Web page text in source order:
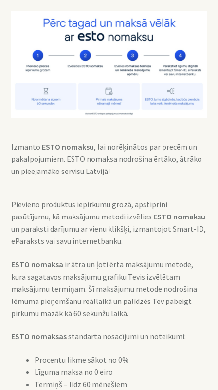
Izmanto ESTO nomaksu, lai norēķinātos par precēm un
pakalpojumiem. ESTO nomaksa nodrošina ērtāko, ātrāko
un pieejamāko servisu Latvijā!
Pievieno produktus iepirkumu grozā, apstiprini
pasūtījumu, kā maksājumu metodi izvēlies ESTO nomaksu
un paraksti darījumu ar vienu klikšķi, izmantojot Smart-ID,
eParaksts vai savu internetbanku.
ESTO nomaksa ir ātra un ļoti ērta maksājumu metode,
kura sagatavos maksājumu grafiku Tevis izvēlētam
maksājumu termiņam. Šī maksājumu metode nodrošina
lēmuma pieņemšanu reāllaikā un palīdzēs Tev pabeigt
pirkumu mazāk kā 60 sekunžu laikā.
ESTO nomaksasstandarta nosacījumi un noteikumi:
Procentu likme sākot no 0%
Līguma maksa no 0 eiro
Termiņš – līdz 60 mēnešiem